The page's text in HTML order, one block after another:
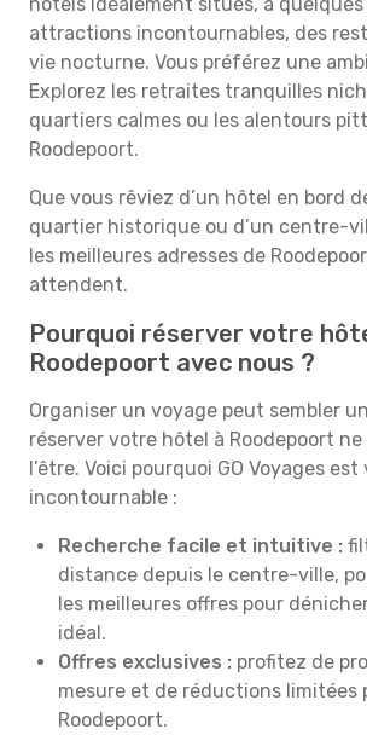
attractions incontournables, des
vie nocturne. Vous préférez une
Explorez les retraites tranquilles
quartiers calmes ou les alentours
Roodepoort.
Que vous rêviez d’un hôtel en bord
quartier historique ou d’un centre-
les meilleures adresses de
attendent.
Pourquoi réserver votre
Roodepoort avec nous ?
Organiser un voyage peut sembler
réserver votre hôtel à Roodepoort
l’être. Voici pourquoi GO Voyages
incontournable :
Recherche facile et intuitive :
distance depuis le centre-ville,
les meilleures offres pour
idéal.
Offres exclusives : profitez de
mesure et de réductions limitées
Roodepoort.